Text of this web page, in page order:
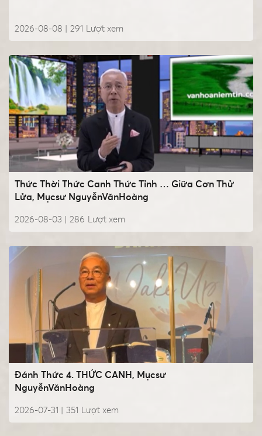
2026-08-08 | Lượt xem
291
Thức Thời Thức Canh Thức Tỉnh … Giữa Cơn Thử
Lửa, Mụcsư NguyễnVănHoàng
2026-08-03 | Lượt xem
286
Đánh Thức 4. THỨC CANH, Mụcsư
NguyễnVănHoàng
2026-07-31 | Lượt xem
351